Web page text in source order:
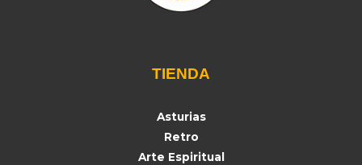
TIENDA
Asturias
Retro
Arte Espiritual